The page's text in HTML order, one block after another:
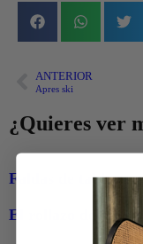
ANTERIOR
Apres ski
¿Quieres ver
Faldas de tablas
El rollazo de